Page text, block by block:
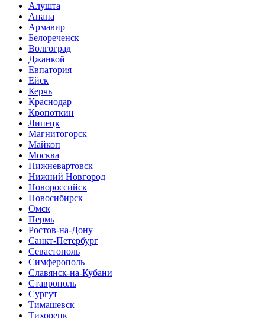
Алушта
Анапа
Армавир
Белореченск
Волгоград
Джанкой
Евпатория
Ейск
Керчь
Краснодар
Кропоткин
Липецк
Магнитогорск
Майкоп
Москва
Нижневартовск
Нижний Новгород
Новороссийск
Новосибирск
Омск
Пермь
Ростов-на-Дону
Санкт-Петербург
Севастополь
Симферополь
Славянск-на-Кубани
Ставрополь
Сургут
Тимашевск
Тихорецк